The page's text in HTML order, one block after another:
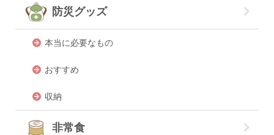
防災グッズ
本当に必要なもの
おすすめ
収納
非常食